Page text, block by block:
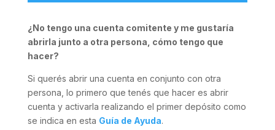
¿No tengo una cuenta comitente y me gustaría
abrirla junto a otra persona, cómo tengo que
hacer?
Si querés abrir una cuenta en conjunto con otra
persona, lo primero que tenés que hacer es abrir
cuenta y activarla realizando el primer depósito como
se indica en esta Guía de Ayuda.